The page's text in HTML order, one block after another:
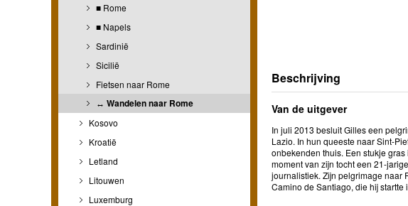
■ Rome
■ Napels
Sardinië
Sicilië
Fietsen naar Rome
↔ Wandelen naar Rome
Kosovo
Kroatië
Letland
Litouwen
Luxemburg
Beschrijving
Van de uitgever
In juli 2013 besluit Gilles een
Lazio. In hun queeste naar Sint-
onbekenden thuis. Een stukje
moment van zijn tocht een 21-
journalistiek. Zijn pelgrimage naar
Camino de Santiago, die hij